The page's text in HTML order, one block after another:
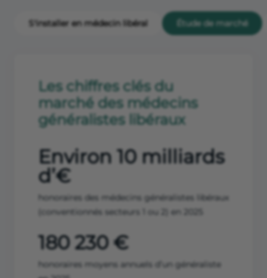
S'installer en médecin libéral Étude de marché
Les chiffres clés du
marché des médecins
généralistes libéraux
Environ 10 milliards
d’€
honoraires des médecins généralistes libéraux
(conventionnés secteurs 1 ou 2) en 2025
180 230 €
honoraires moyens annuels d’un généraliste